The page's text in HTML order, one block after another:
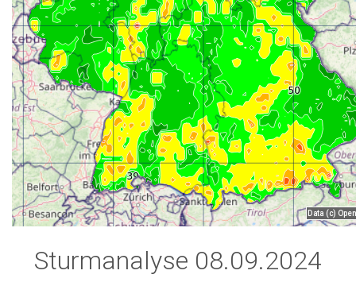
Sturmanalyse 08.09.2024